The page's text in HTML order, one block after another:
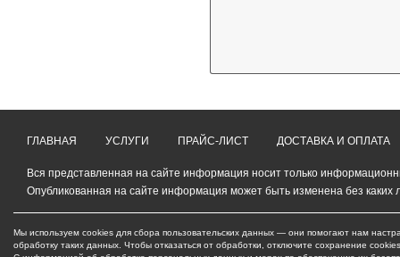
ГЛАВНАЯ УСЛУГИ ПРАЙС-ЛИСТ ДОСТАВКА И ОПЛАТА
Вся представленная на сайте информация носит только
Опубликованная на сайте информация может быть изменена без каких
Мы используем cookies для сбора пользовательских данных — они помогают нам
обработку таких данных. Чтобы отказаться от обработки, отключите сохранение